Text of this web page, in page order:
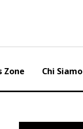
Zone Chi Siamo